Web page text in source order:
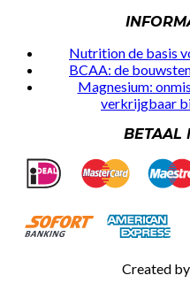
Nutrition de basis
BCAA: de
Magnesium:
verkrijgbaar
BETAAL
Created by